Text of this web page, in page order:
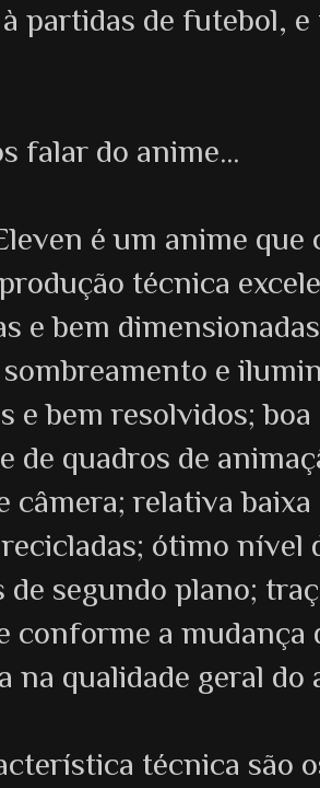
partidas de futebol,
falar do anime...
é um anime que
técnica
e bem
e
e bem resolvidos; boa
de quadros de
câmera; relativa
ótimo nível
de segundo plano;
conforme a mudança
na qualidade geral
técnica são